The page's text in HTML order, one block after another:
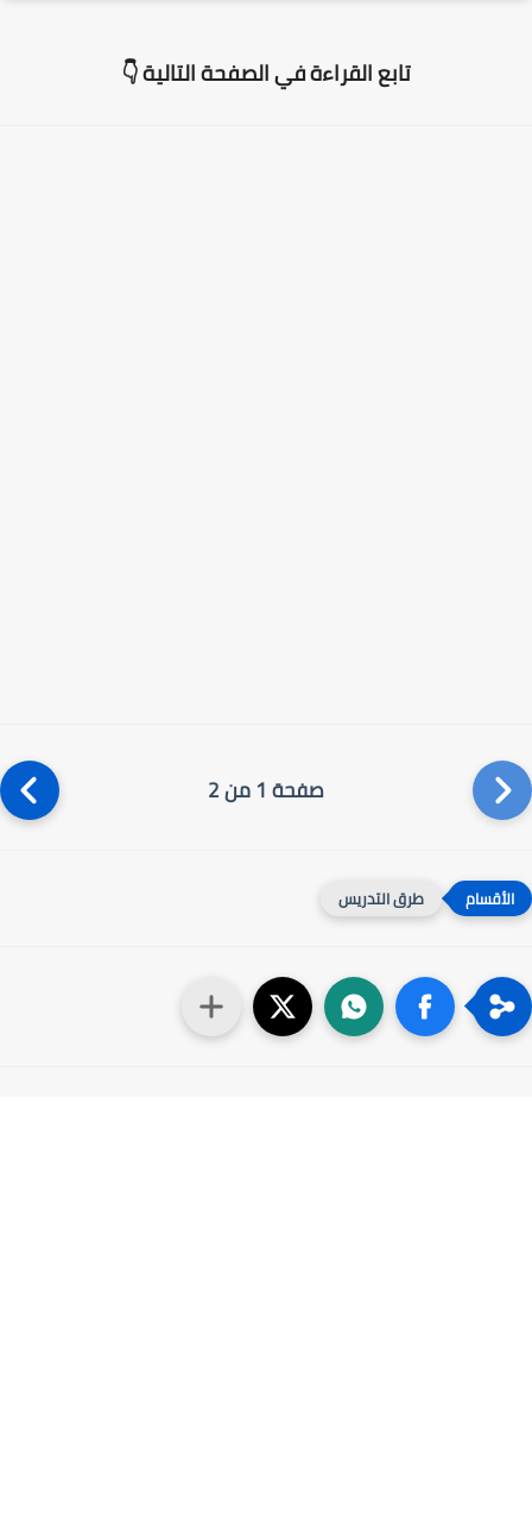
تابع القراءة في الصفحة التالية 👇
صفحة 1 من 2
طرق التدريس